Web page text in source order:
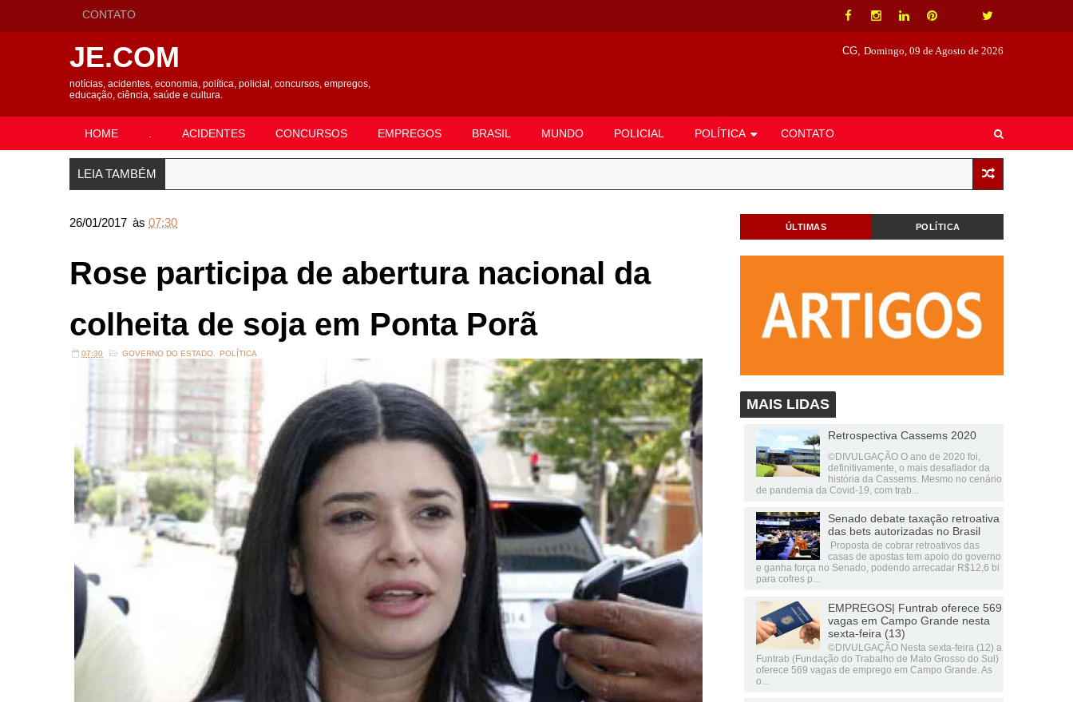
CONTATO
JE.COM
notícias, acidentes, economia, política, policial, concursos, empregos,
educação, ciência, saúde e cultura.
CG, Domingo, 09 de Agosto de 2026
HOME ACIDENTES CONCURSOS EMPREGOS BRASIL MUNDO POLICIAL POLÍTICA CONTATO
LEIA TAMBÉM
26/01/2017 às 07:30
Rose participa de abertura nacional da
colheita de soja em Ponta Porã
07:30 GOVERNO DO ESTADO POLÍTICA
ÚLTIMAS POLÍTICA
MAIS LIDAS
Retrospectiva Cassems 2020
©DIVULGAÇÃO O ano de 2020 foi,
definitivamente, o mais desafiador da
história da Cassems. Mesmo no cenário
de pandemia da Covid-19, com trab...
Senado debate taxação retroativa
das bets autorizadas no Brasil
Proposta de cobrar retroativos das
casas de apostas tem apoio do governo
e ganha força no Senado, podendo arrecadar R$12,6 bi
para cofres p...
EMPREGOS| Funtrab oferece 569
vagas em Campo Grande nesta
sexta-feira (13)
©DIVULGAÇÃO Nesta sexta-feira (12) a
Funtrab (Fundação do Trabalho de Mato Grosso do Sul)
oferece 569 vagas de emprego em Campo Grande. As
o...